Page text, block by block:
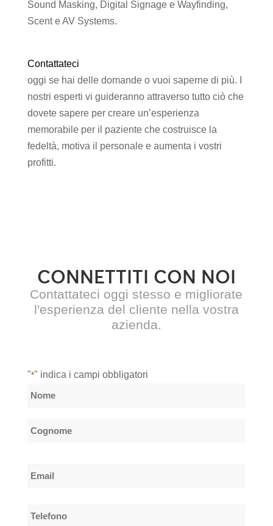
Sound Masking, Digital Signage e Wayfinding,
Scent e AV Systems.
Contattateci
oggi se hai delle domande o vuoi saperne di più. I
nostri esperti vi guideranno attraverso tutto ciò che
dovete sapere per creare un’esperienza
memorabile per il paziente che costruisce la
fedeltà, motiva il personale e aumenta i vostri
profitti.
CONNETTITI CON NOI
Contattateci oggi stesso e migliorate
l'esperienza del cliente nella vostra
azienda.
"*" indica i campi obbligatori
Nome
Nome
Email
Telefono